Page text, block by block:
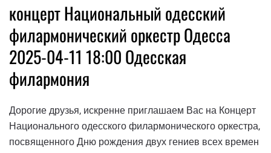
концерт Национальный одесский
филармонический оркестр Одесса
2025-04-11 18:00 Одесская
филармония
Дорогие друзья, искренне приглашаем Вас на Концерт
Национального одесского филармонического оркестра,
посвященного Дню рождения двух гениев всех времен